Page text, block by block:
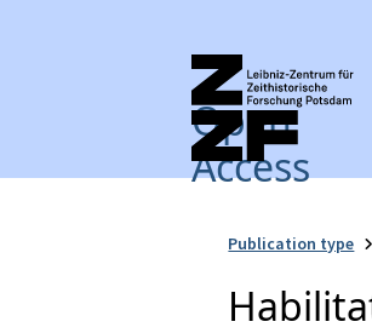
Open
Access
Publication type